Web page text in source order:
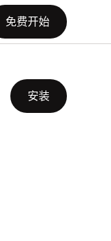
免费开始
安装